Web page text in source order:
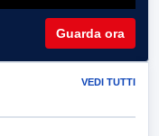
Guarda ora
VEDI TUTTI